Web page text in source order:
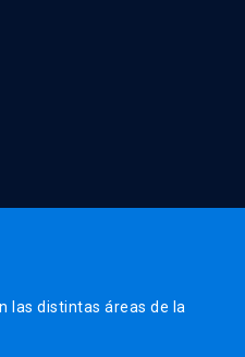
las distintas áreas de la